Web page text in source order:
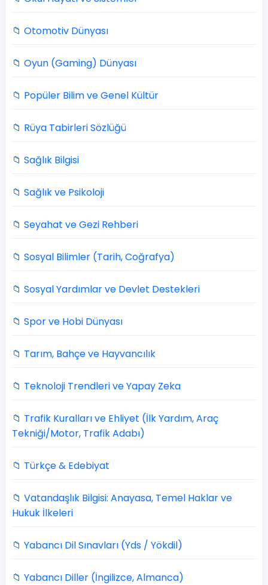
📁 Otomotiv Dünyası
📁 Oyun (Gaming) Dünyası
📁 Popüler Bilim ve Genel Kültür
📁 Rüya Tabirleri Sözlüğü
📁 Sağlık Bilgisi
📁 Sağlık ve Psikoloji
📁 Seyahat ve Gezi Rehberi
📁 Sosyal Bilimler (Tarih, Coğrafya)
📁 Sosyal Yardımlar ve Devlet Destekleri
📁 Spor ve Hobi Dünyası
📁 Tarım, Bahçe ve Hayvancılık
📁 Teknoloji Trendleri ve Yapay Zeka
📁 Trafik Kuralları ve Ehliyet (İlk Yardım, Araç
Tekniği/Motor, Trafik Adabı)
📁 Türkçe & Edebiyat
📁 Vatandaşlık Bilgisi: Anayasa, Temel Haklar ve
Hukuk İlkeleri
📁 Yabancı Dil Sınavları (Yds / Yökdil)
📁 Yabancı Diller (İngilizce, Almanca)